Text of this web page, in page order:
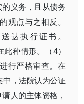
义务，且从债务
观点与之相反。
达执行证书。
种情形。（4）
行严格审查。在
中，法院认为公证
人的主体资格，